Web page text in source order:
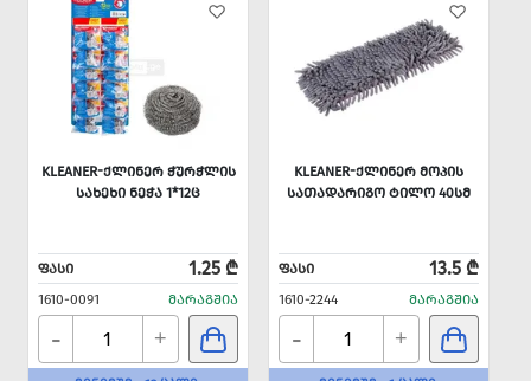
KLEANER-ᲥᲚᲘᲜᲔᲠ ᲭᲣᲠᲭᲚᲘᲡ
ᲡᲐᲮᲔᲮᲘ ᲜᲔᲭᲐ 1*12Ც
ᲤᲐᲡᲘ 1.25 ₾
1610-0091 ᲛᲐᲠᲐᲒᲨᲘᲐ
- +
KLEANER-ᲥᲚᲘᲜᲔᲠ ᲛᲝᲞᲘᲡ
ᲡᲐᲗᲐᲓᲐᲠᲘᲒᲝ ᲢᲘᲚᲝ 40ᲡᲛ
ᲤᲐᲡᲘ 13.5 ₾
1610-2244 ᲛᲐᲠᲐᲒᲨᲘᲐ
- +